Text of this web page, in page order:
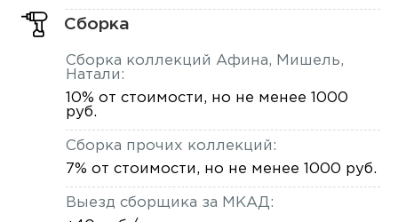
Сборка
Сборка коллекций Афина, Мишель,
Натали:
10% от стоимости, но не менее 1000
руб.
Сборка прочих коллекций:
7% от стоимости, но не менее 1000 руб.
Выезд сборщика за МКАД: